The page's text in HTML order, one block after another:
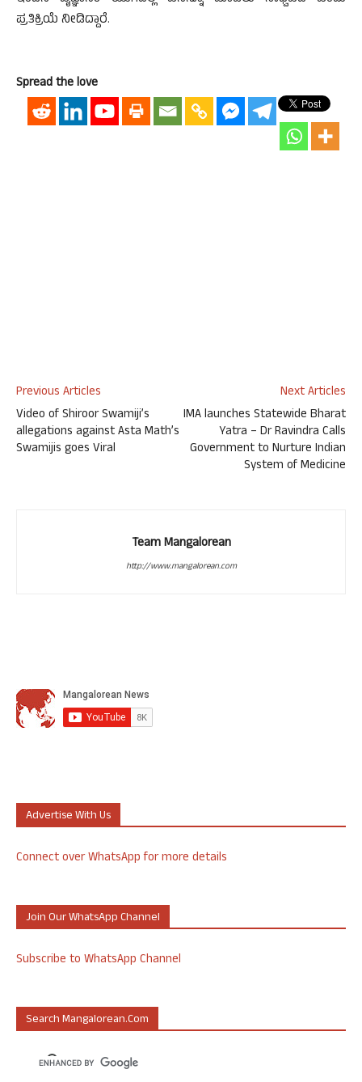
ಪ್ರತಿಕ್ರಿಯೆ ನೀಡಿದ್ದಾರೆ.
Spread the love
Previous Articles
Video of Shiroor Swamiji’s
allegations against Asta Math’s
Swamijis goes Viral
Next Articles
IMA launches Statewide Bharat
Yatra – Dr Ravindra Calls
Government to Nurture Indian
System of Medicine
Team Mangalorean
http://www.mangalorean.com
Advertise With Us
Connect over WhatsApp for more details
Join Our WhatsApp Channel
Subscribe to WhatsApp Channel
Search Mangalorean.com